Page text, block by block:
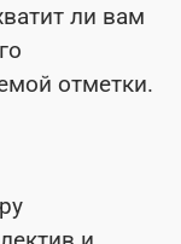
ли вам
отметки.